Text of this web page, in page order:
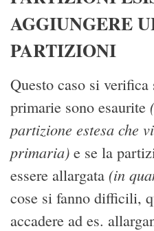
AGGIUNGERE
PARTIZIONI
Questo caso si
primarie sono esaurite
partizione estesa che
primaria) e se la
essere allargata (in
cose si fanno difficili,
accadere ad es.